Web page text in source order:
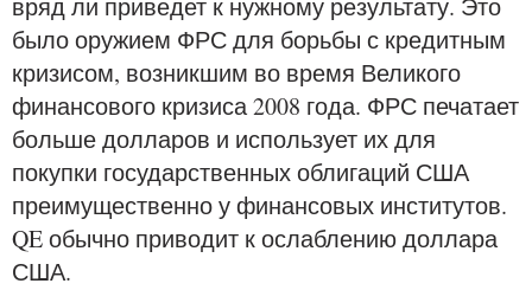
вряд ли приведет к нужному результату. Это
было оружием ФРС для борьбы с кредитным
кризисом, возникшим во время Великого
финансового кризиса 2008 года. ФРС печатает
больше долларов и использует их для
покупки государственных облигаций США
преимущественно у финансовых институтов.
QE обычно приводит к ослаблению доллара
США.